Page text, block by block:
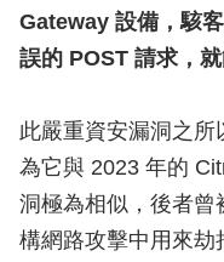
Gateway 設備，駭
誤的 POST 請求，
此嚴重資安漏洞之所
為它與 2023 年的
洞極為相似，後者曾
構網路攻擊中用來劫